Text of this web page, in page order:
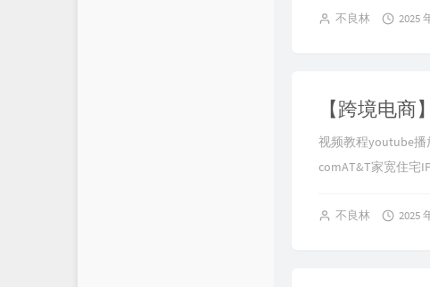
不良林 2025
视频教程youtube播
comAT&T家宽住宅
不良林 2025